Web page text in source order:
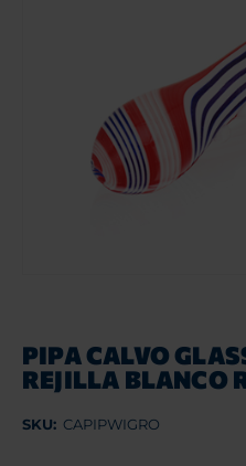
PIPA CALVO
REJILLA BLANCO
SKU: CAPIPWIGRO